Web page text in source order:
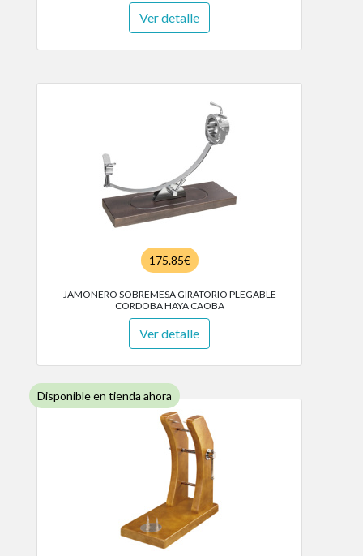
Ver detalle
175.85€
JAMONERO SOBREMESA GIRATORIO PLEGABLE
CORDOBA HAYA CAOBA
Ver detalle
Disponible en tienda ahora